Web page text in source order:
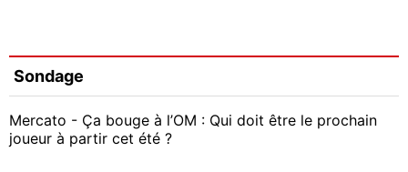
Sondage
Mercato - Ça bouge à l’OM : Qui doit être le prochain
joueur à partir cet été ?